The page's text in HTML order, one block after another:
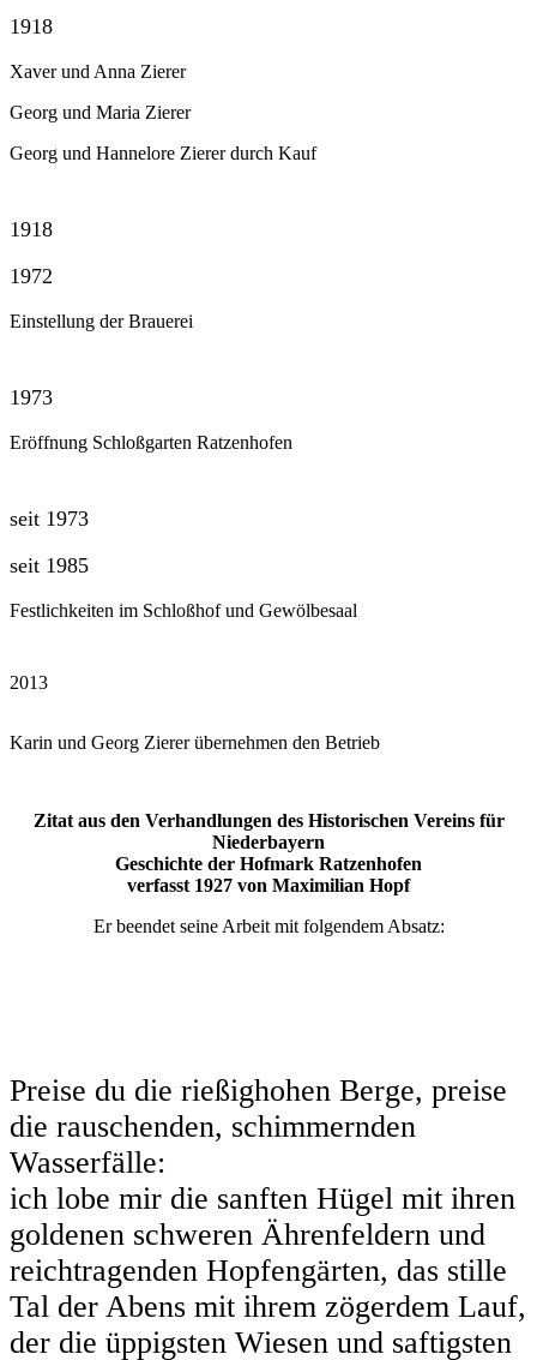
1918
Xaver und Anna Zierer
Georg und Maria Zierer
Georg und Hannelore Zierer durch Kauf
1918
1972
Einstellung der Brauerei
1973
Eröffnung Schloßgarten Ratzenhofen
seit 1973
seit 1985
Festlichkeiten im Schloßhof und Gewölbesaal
2013
Karin und Georg Zierer übernehmen den Betrieb
Zitat aus den Verhandlungen des Historischen Vereins für
Niederbayern
Geschichte der Hofmark Ratzenhofen
verfasst 1927 von Maximilian Hopf
Er beendet seine Arbeit mit folgendem Absatz:
Preise du die rießighohen Berge, preise
die rauschenden, schimmernden
Wasserfälle:
ich lobe mir die sanften Hügel mit ihren
goldenen schweren Ährenfeldern und
reichtragenden Hopfengärten, das stille
Tal der Abens mit ihrem zögerdem Lauf,
der die üppigsten Wiesen und saftigsten